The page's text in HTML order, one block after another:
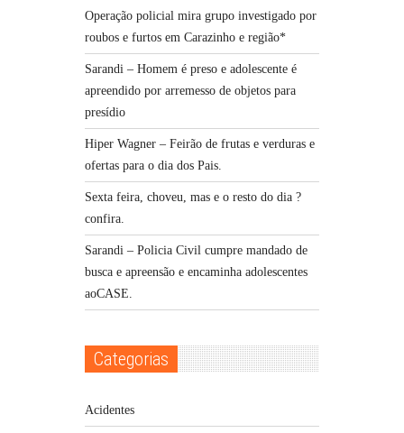
Operação policial mira grupo investigado por
roubos e furtos em Carazinho e região*
Sarandi – Homem é preso e adolescente é
apreendido por arremesso de objetos para
presídio
Hiper Wagner – Feirão de frutas e verduras e
ofertas para o dia dos Pais.
Sexta feira, choveu, mas e o resto do dia ?
confira.
Sarandi – Policia Civil cumpre mandado de
busca e apreensão e encaminha adolescentes
aoCASE.
Categorias
Acidentes